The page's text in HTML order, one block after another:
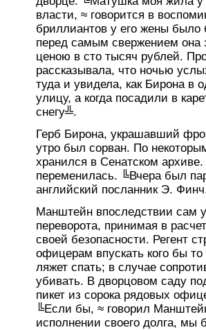
власти, ≈ говорится в
бриллиантов у его жены
перед самым свержением она
ценою в сто тысяч рублей.
рассказывала, что ночью
туда и увидела, как Бирона в
улицу, а когда посадили в
снегу╩.
Герб Бирона, украшавший
утро был сорван. По
хранился в Сенатском
переменилась. ╚Вчера был
английский посланник Э.
Манштейн впоследствии сам
переворота, принимая в
своей безопасности. Регент
офицерам впускать кого бы
ляжет спать; в случае
убивать. В дворцовом саду
пикет из сорока рядовых
╚Если бы, ≈ говорил
исполнении своего долга, мы